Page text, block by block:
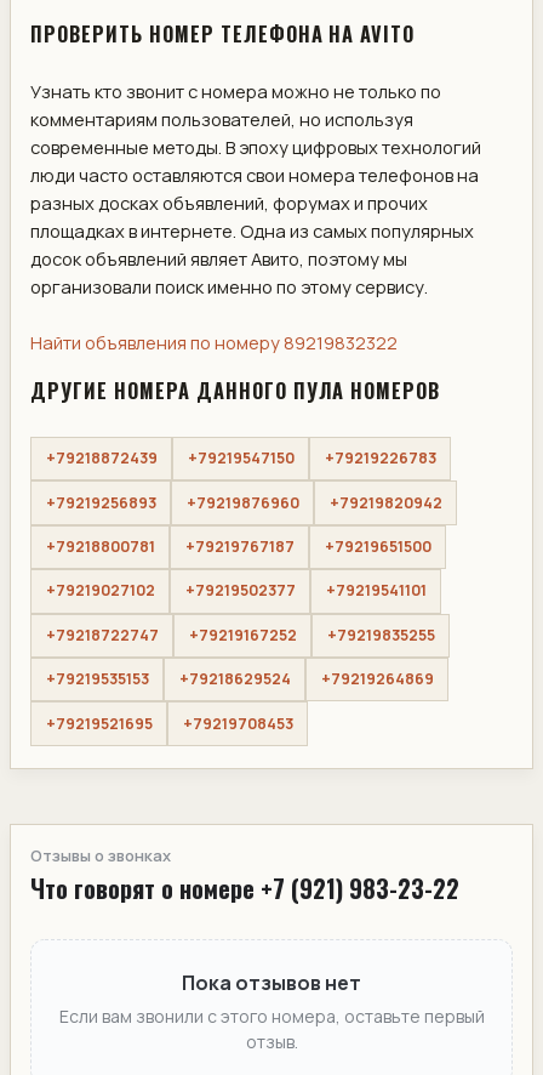
ПРОВЕРИТЬ НОМЕР ТЕЛЕФОНА НА AVITO
Узнать кто звонит с номера можно не только по
комментариям пользователей, но используя
современные методы. В эпоху цифровых технологий
люди часто оставляются свои номера телефонов на
разных досках объявлений, форумах и прочих
площадках в интернете. Одна из самых популярных
досок объявлений являет Авито, поэтому мы
организовали поиск именно по этому сервису.
Найти объявления по номеру 89219832322
ДРУГИЕ НОМЕРА ДАННОГО ПУЛА НОМЕРОВ
+79218872439 +79219547150 +79219226783
+79219256893 +79219876960 +79219820942
+79218800781 +79219767187 +79219651500
+79219027102 +79219502377 +79219541101
+79218722747 +79219167252 +79219835255
+79219535153 +79218629524 +79219264869
+79219521695 +79219708453
Отзывы о звонках
Что говорят о номере +7 (921) 983-23-22
Пока отзывов нет
Если вам звонили с этого номера, оставьте первый
отзыв.